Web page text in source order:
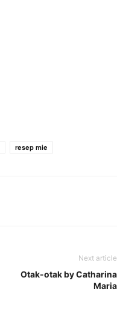
resep mie
Next article
Otak-otak by Catharina
Maria